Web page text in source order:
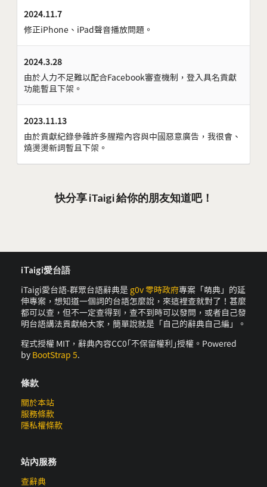
2024.11.7
修正iPhone、iPad聲音播放問題。
2024.3.28
由於人力不足難以配合Facebook審查機制，登入具名貢獻
功能暫且下架。
2023.11.13
由於貢獻紀錄參雜許多腥羶內容與中國惡意廣告，我很會、
燒燙燙新詞暫且下架。
快分享 iTaigi 給你的朋友知道吧！
iTaigi愛台語
iTaigi愛台語-群眾台語辭典是 g0v 零時政府專案「萌典」的延
伸專案，想知道一個詞的台語怎麼說，來這裡查就對了！甚麼
都可以查，但不一定查得到，查不到時可以發問，或者自己發
明台語講法貢獻給大家，簡單說就是「自己的辭典自己編」。
程式授權 MIT，辭典內容CC0｢不保留權利｣授權。Powered
by BootStrap 5.
條款
關於本站
服務條款
隱私權條款
站內服務
查辭典